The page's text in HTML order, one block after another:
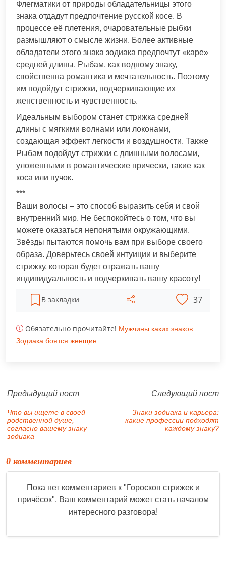
Флегматики от природы обладательницы этого
знака отдадут предпочтение русской косе. В
процессе её плетения, очаровательные рыбки
размышляют о смысле жизни. Более активные
обладатели этого знака зодиака предпочтут «каре»
средней длины. Рыбам, как водному знаку,
свойственна романтика и мечтательность. Поэтому
им подойдут стрижки, подчеркивающие их
женственность и чувственность.
Идеальным выбором станет стрижка средней
длины с мягкими волнами или локонами,
создающая эффект легкости и воздушности. Также
Рыбам подойдут стрижки с длинными волосами,
уложенными в романтические прически, такие как
коса или пучок.
***
Ваши волосы – это способ выразить себя и свой
внутренний мир. Не беспокойтесь о том, что вы
можете оказаться непонятыми окружающими.
Звёзды пытаются помочь вам при выборе своего
образа. Доверьтесь своей интуиции и выберите
стрижку, которая будет отражать вашу
индивидуальность и подчеркивать вашу красоту!
В закладки 37
Обязательно прочитайте! Мужчины каких знаков
Зодиака боятся женщин
Предыдущий пост
Что вы ищете в своей
родственной душе,
согласно вашему знаку
зодиака
Следующий пост
Знаки зодиака и карьера:
какие профессии подходят
каждому знаку?
0 комментариев
Пока нет комментариев к "Гороскоп стрижек и
причёсок". Ваш комментарий может стать началом
интересного разговора!